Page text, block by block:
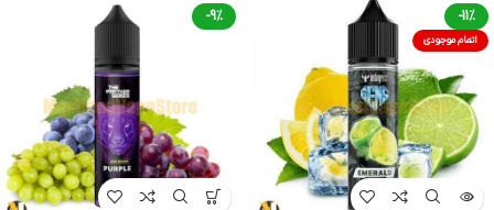
-11%
اتمام موجودی
-9%